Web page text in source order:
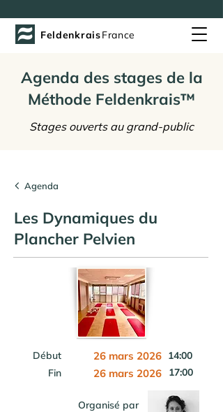
FeldenkraisFrance
Agenda des stages de la
Méthode Feldenkrais™
Stages ouverts au grand-public
Agenda
Les Dynamiques du
Plancher Pelvien
Début 26 mars 2026 14:00
Fin
26 mars 2026 17:00
Organisé par